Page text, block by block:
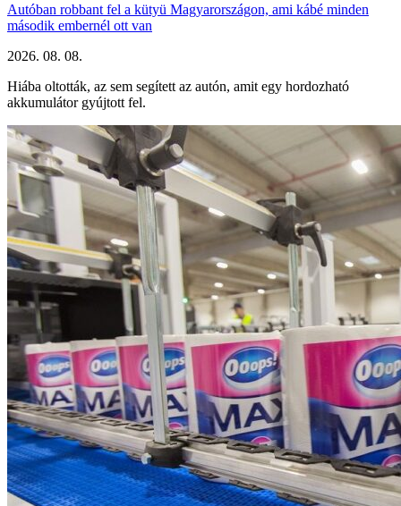
Autóban robbant fel a kütyü Magyarországon, ami kábé minden
második embernél ott van
2026. 08. 08.
Hiába oltották, az sem segített az autón, amit egy hordozható
akkumulátor gyújtott fel.